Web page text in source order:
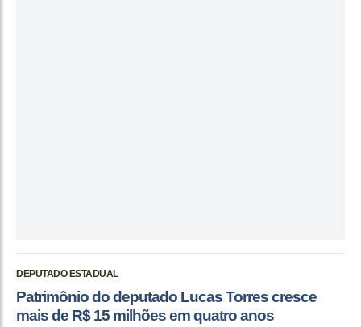
DEPUTADO ESTADUAL
Patrimônio do deputado Lucas Torres cresce
mais de R$ 15 milhões em quatro anos